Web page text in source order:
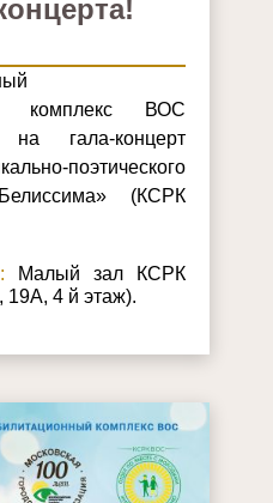
комплекс ВОС
гала-концерт
поэтического
(КСРК
Малый зал КСРК
19А, 4 й этаж).